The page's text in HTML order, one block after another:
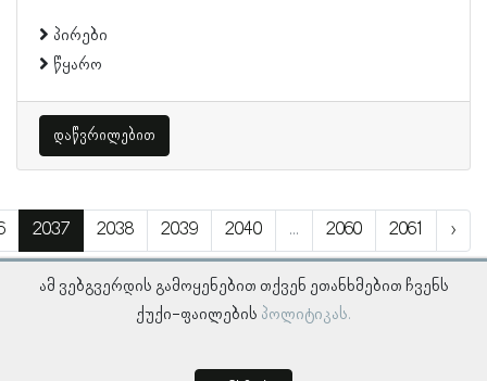
პირები
წყარო
დაწვრილებით
2037 2038 2039 2040 ... 2060 2061 ›
ამ ვებგვერდის გამოყენებით თქვენ ეთანხმებით ჩვენს
ქუქი-ფაილების პოლიტიკას.